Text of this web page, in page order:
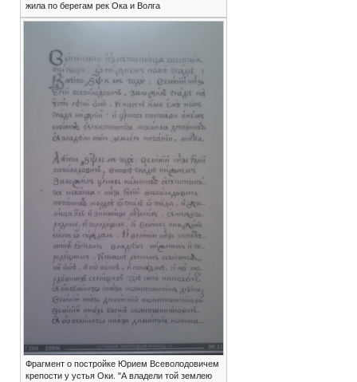
жила по берегам рек Ока и Волга
Фрагмент о постройке Юрием Всеволодовичем
крепости у устья Оки. "А владели той землею